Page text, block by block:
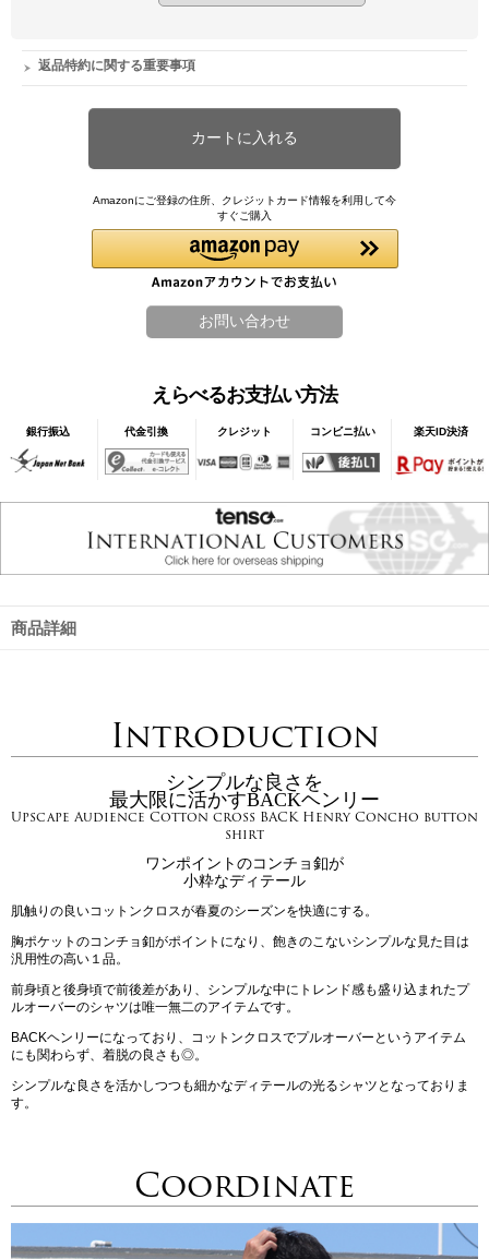
返品特約に関する重要事項
Amazonにご登録の住所、クレジットカード情報を利用して今
すぐご購入
えらべるお支払い方法
銀行振込 代金引換 クレジット コンビニ払い 楽天ID決済
商品詳細
Introduction
シンプルな良さを
最大限に活かすBACKヘンリー
Upscape Audience Cotton cross BACK Henry Concho button
shirt
ワンポイントのコンチョ釦が
小粋なディテール
肌触りの良いコットンクロスが春夏のシーズンを快適にする。
胸ポケットのコンチョ釦がポイントになり、飽きのこないシンプルな見た目は
汎用性の高い１品。
前身頃と後身頃で前後差があり、シンプルな中にトレンド感も盛り込まれたプ
ルオーバーのシャツは唯一無二のアイテムです。
BACKヘンリーになっており、コットンクロスでプルオーバーというアイテム
にも関わらず、着脱の良さも◎。
シンプルな良さを活かしつつも細かなディテールの光るシャツとなっておりま
す。
Coordinate